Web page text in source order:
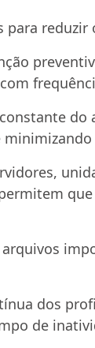
para
do
arquivos
dos
de